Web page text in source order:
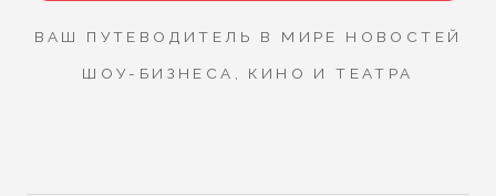
ВАШ ПУТЕВОДИТЕЛЬ В МИРЕ НОВОСТЕЙ
ШОУ-БИЗНЕСА, КИНО И ТЕАТРА